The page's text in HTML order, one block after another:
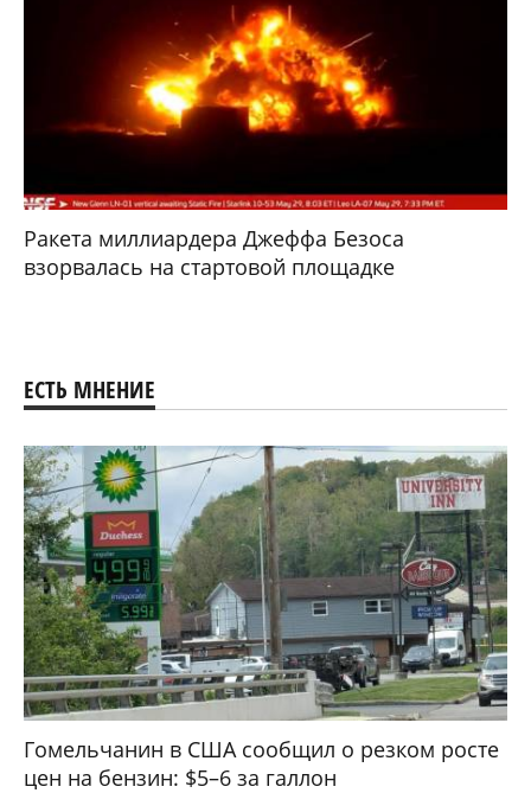
Ракета миллиардера Джеффа Безоса
взорвалась на стартовой площадке
ЕСТЬ МНЕНИЕ
Гомельчанин в США сообщил о резком росте
цен на бензин: $5–6 за галлон